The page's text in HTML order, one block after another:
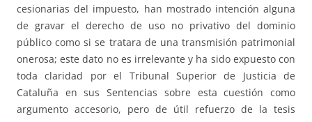
cesionarias del impuesto, han mostrado intención alguna
de gravar el derecho de uso no privativo del dominio
público como si se tratara de una transmisión patrimonial
onerosa; este dato no es irrelevante y ha sido expuesto con
toda claridad por el Tribunal Superior de Justicia de
Cataluña en sus Sentencias sobre esta cuestión como
argumento accesorio, pero de útil refuerzo de la tesis